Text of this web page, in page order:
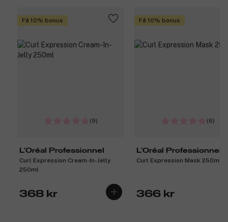
Få 10% bonus
(9)
L'Oréal Professionnel
Curl Expression Cream-In-Jelly
250ml
368 kr
Få 10% bonus
(6)
L'Oréal Professionnel
Curl Expression Mask 250ml
366 kr